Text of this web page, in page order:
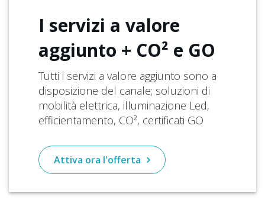
I servizi a valore
aggiunto + CO² e GO
Tutti i servizi a valore aggiunto sono a
disposizione del canale; soluzioni di
mobilità elettrica, illuminazione Led,
efficientamento, CO², certificati GO
Attiva ora l'offerta